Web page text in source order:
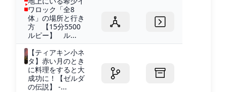
ワロック「全8
体」の場所と行き
方 【15分5500
ルピー】 ル...
【ティアキン小ネ
タ】赤い月のとき
に料理をすると大
成功に！【ゼルダ
の伝説】 -...